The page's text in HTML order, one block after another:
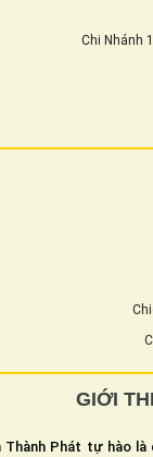
Chi Nhánh
GIỚI
Thành Phát tự hào là